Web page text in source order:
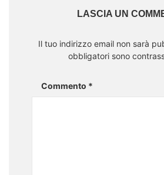
LASCIA UN
Il tuo indirizzo email non sarà
obbligatori sono
Commento *